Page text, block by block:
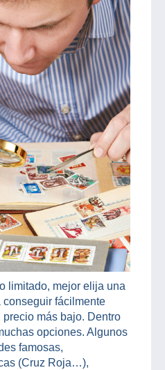
limitado, mejor elija una
conseguir fácilmente
más bajo. Dentro
opciones. Algunos
famosas,
(Cruz Roja…),